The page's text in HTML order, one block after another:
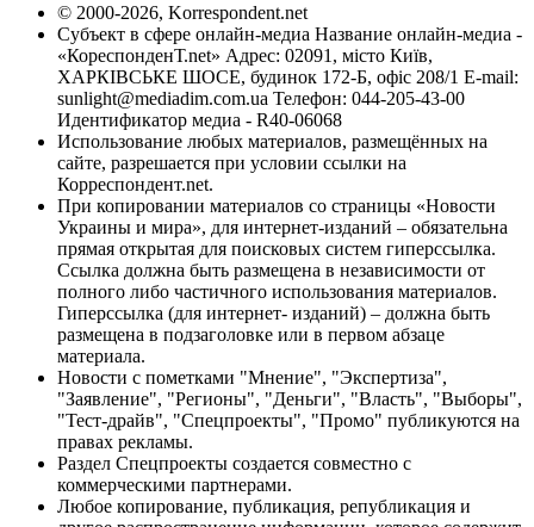
© 2000-2026, Korrespondent.net
Субъект в сфере онлайн-медиа Название онлайн-медиа -
«КореспонденТ.net» Адрес: 02091, місто Київ,
ХАРКІВСЬКЕ ШОСЕ, будинок 172-Б, офіс 208/1 E-mail:
sunlight@mediadim.com.ua Телефон: 044-205-43-00
Идентификатор медиа - R40-06068
Использование любых материалов, размещённых на
сайте, разрешается при условии ссылки на
Корреспондент.net.
При копировании материалов со страницы «Новости
Украины и мира», для интернет-изданий – обязательна
прямая открытая для поисковых систем гиперссылка.
Ссылка должна быть размещена в независимости от
полного либо частичного использования материалов.
Гиперссылка (для интернет- изданий) – должна быть
размещена в подзаголовке или в первом абзаце
материала.
Новости с пометками "Мнение", "Экспертиза",
"Заявление", "Регионы", "Деньги", "Власть", "Выборы",
"Тест-драйв", "Спецпроекты", "Промо" публикуются на
правах рекламы.
Раздел Спецпроекты создается совместно с
коммерческими партнерами.
Любое копирование, публикация, републикация и